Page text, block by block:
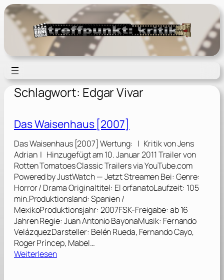
Zum
Inhalt
springen
Schlagwort: Edgar Vivar
Das Waisenhaus [2007]
Das Waisenhaus [2007] Wertung: | Kritik von Jens
Adrian | Hinzugefügt am 10. Januar 2011 Trailer von
Rotten Tomatoes Classic Trailers via YouTube.com
Powered by JustWatch — Jetzt Streamen Bei: Genre:
Horror / Drama Originaltitel: El orfanatoLaufzeit: 105
min.Produktionsland: Spanien /
MexikoProduktionsjahr: 2007FSK-Freigabe: ab 16
Jahren Regie: Juan Antonio BayonaMusik: Fernando
VelázquezDarsteller: Belén Rueda, Fernando Cayo,
Roger Príncep, Mabel…
Weiterlesen: